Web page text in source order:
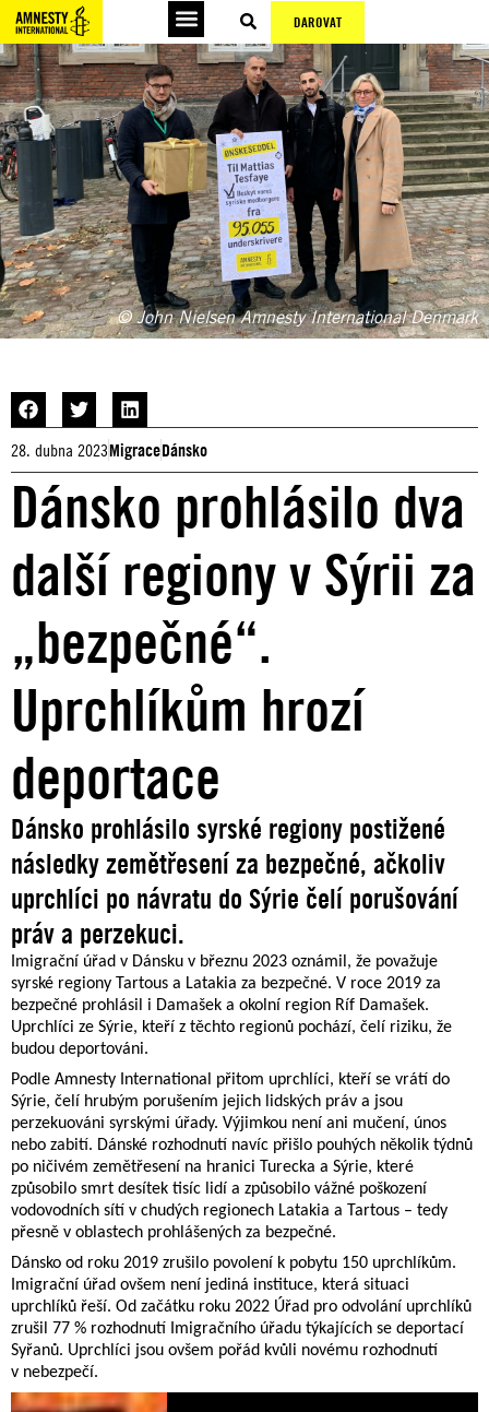
DAROVAT
© John Nielsen Amnesty International Denmark
28. dubna 2023MigraceDánsko
Dánsko prohlásilo dva
další regiony v Sýrii za
„bezpečné“.
Uprchlíkům hrozí
deportace
Dánsko prohlásilo syrské regiony postižené
následky zemětřesení za bezpečné, ačkoliv
uprchlíci po návratu do Sýrie čelí porušování
práv a perzekuci.
Imigrační úřad v Dánsku v březnu 2023 oznámil, že považuje
syrské regiony Tartous a Latakia za bezpečné. V roce 2019 za
bezpečné prohlásil i Damašek a okolní region Ríf Damašek.
Uprchlíci ze Sýrie, kteří z těchto regionů pochází, čelí riziku, že
budou deportováni.
Podle Amnesty International přitom uprchlíci, kteří se vrátí do
Sýrie, čelí hrubým porušením jejich lidských práv a jsou
perzekuováni syrskými úřady. Výjimkou není ani mučení, únos
nebo zabití. Dánské rozhodnutí navíc přišlo pouhých několik týdnů
po ničivém zemětřesení na hranici Turecka a Sýrie, které
způsobilo smrt desítek tisíc lidí a způsobilo vážné poškození
vodovodních sítí v chudých regionech Latakia a Tartous – tedy
přesně v oblastech prohlášených za bezpečné.
Dánsko od roku 2019 zrušilo povolení k pobytu 150 uprchlíkům.
Imigrační úřad ovšem není jediná instituce, která situaci
uprchlíků řeší. Od začátku roku 2022 Úřad pro odvolání uprchlíků
zrušil 77 % rozhodnutí Imigračního úřadu týkajících se deportací
Syřanů. Uprchlíci jsou ovšem pořád kvůli novému rozhodnutí
v nebezpečí.